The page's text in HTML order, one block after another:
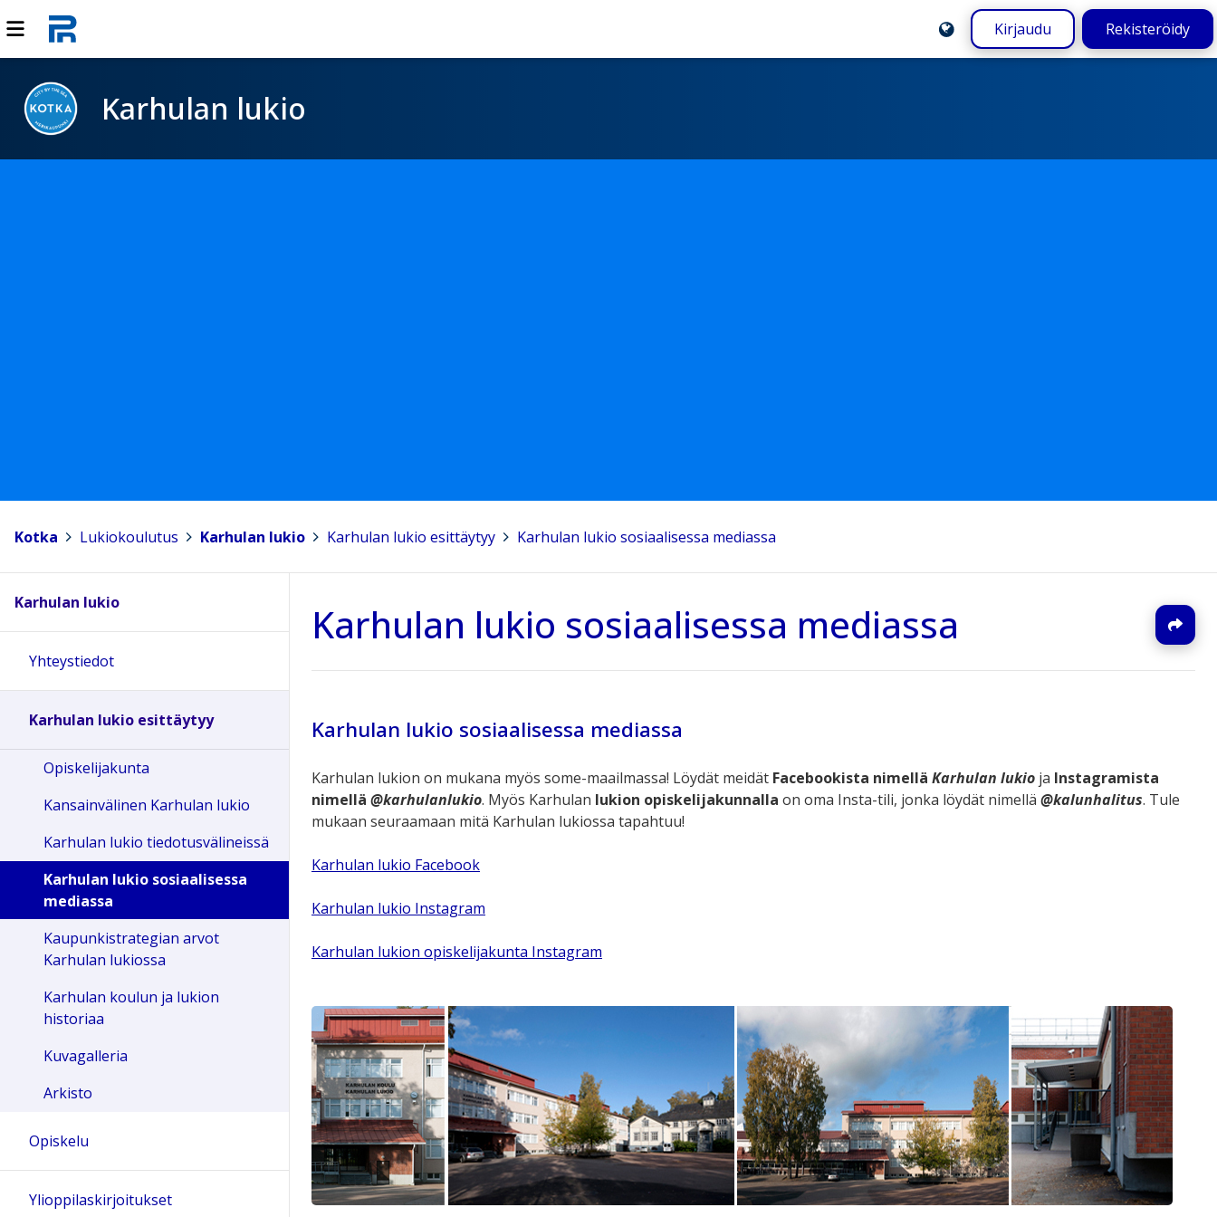
Kirjaudu Rekisteröidy
Karhulan lukio
Kotka Lukiokoulutus Karhulan lukio Karhulan lukio esittäytyy Karhulan lukio sosiaalisessa mediassa
Karhulan lukio sosiaalisessa mediassa
Karhulan lukio sosiaalisessa mediassa
Karhulan lukion on mukana myös some-maailmassa! Löydät meidät Facebookista nimellä Karhulan lukio ja Instagramista
nimellä @karhulanlukio. Myös Karhulan lukion opiskelijakunnalla on oma Insta-tili, jonka löydät nimellä @kalunhalitus. Tule
mukaan seuraamaan mitä Karhulan lukiossa tapahtuu!
Karhulan lukio Facebook
Karhulan lukio Instagram
Karhulan lukion opiskelijakunta Instagram
Karhulan lukio
Yhteystiedot
Karhulan lukio esittäytyy
Opiskelijakunta
Kansainvälinen Karhulan lukio
Karhulan lukio tiedotusvälineissä
Karhulan lukio sosiaalisessa
mediassa
Kaupunkistrategian arvot
Karhulan lukiossa
Karhulan koulun ja lukion
historiaa
Kuvagalleria
Arkisto
Opiskelu
Ylioppilaskirjoitukset